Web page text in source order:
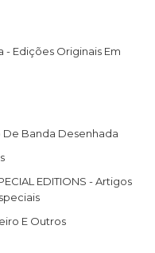
Edições Originais Em
De Banda Desenhada
EDITIONS - Artigos
E Outros